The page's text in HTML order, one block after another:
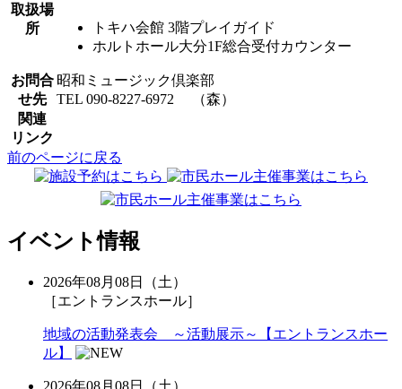
取扱場
所
トキハ会館 3階プレイガイド
ホルトホール大分1F総合受付カウンター
お問合
せ先
昭和ミュージック倶楽部
TEL 090-8227-6972 （森）
関連
リンク
前のページに戻る
イベント情報
2026年08月08日（土）
［エントランスホール］
地域の活動発表会 ～活動展示～【エントランスホー
ル】